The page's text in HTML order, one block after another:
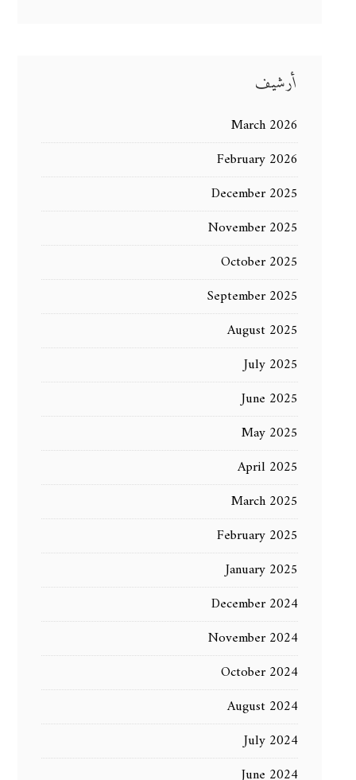
أرشيف
March 2026
February 2026
December 2025
November 2025
October 2025
September 2025
August 2025
July 2025
June 2025
May 2025
April 2025
March 2025
February 2025
January 2025
December 2024
November 2024
October 2024
August 2024
July 2024
June 2024